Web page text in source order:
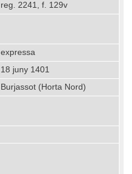
reg. 2241, f. 129v
expressa
18 juny 1401
Burjassot (Horta Nord)